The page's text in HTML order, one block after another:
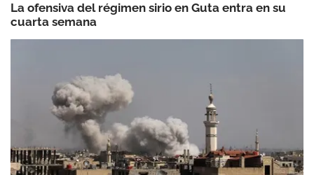
La ofensiva del régimen sirio en Guta entra en su
cuarta semana